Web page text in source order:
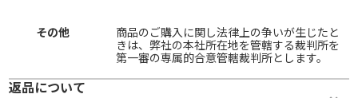
その他
商品のご購入に関し法律上の争いが生じたと
きは、弊社の本社所在地を管轄する裁判所を
第一審の専属的合意管轄裁判所とします。
返品について